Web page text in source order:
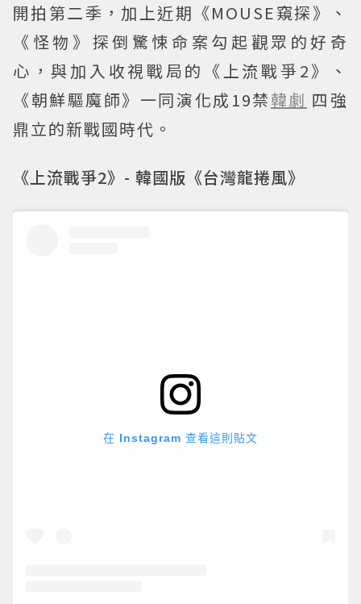
開拍第二季，加上近期《MOUSE窺探》、
《怪物》探倒驚悚命案勾起觀眾的好奇
心，與加入收視戰局的《上流戰爭2》、
《朝鮮驅魔師》一同演化成19禁韓劇 四強
鼎立的新戰國時代。
《上流戰爭2》- 韓國版《台灣龍捲風》
在 Instagram 查看這則貼文